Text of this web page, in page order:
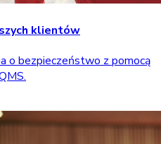
klientów
o bezpieczeństwo z pomocą